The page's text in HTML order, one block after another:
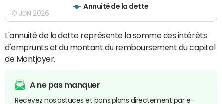
Annuité de la dette
© JDN 2026
L'annuité de la dette représente la somme des intérêts
d'emprunts et du montant du remboursement du capital
de Montjoyer.
A ne pas manquer
Recevez nos astuces et bons plans directement par e-